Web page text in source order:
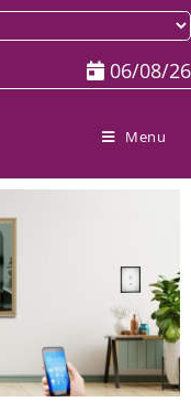
06/08/26
Menu